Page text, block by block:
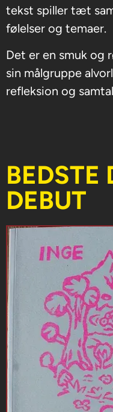
tekst spiller tæt
følelser og temaer.
Det er en smuk og
sin målgruppe
refleksion og
BEDSTE
DEBUT